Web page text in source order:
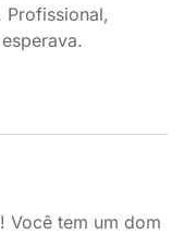
Profissional,
Você tem um dom